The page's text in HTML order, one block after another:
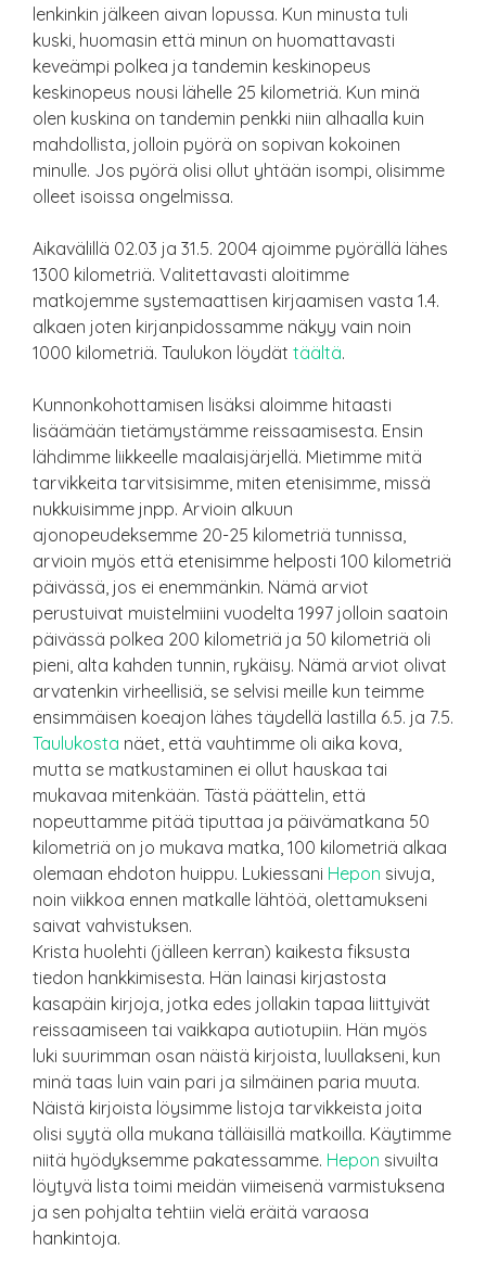
lenkinkin jälkeen aivan lopussa. Kun minusta tuli
kuski, huomasin että minun on huomattavasti
keveämpi polkea ja tandemin keskinopeus
keskinopeus nousi lähelle 25 kilometriä. Kun minä
olen kuskina on tandemin penkki niin alhaalla kuin
mahdollista, jolloin pyörä on sopivan kokoinen
minulle. Jos pyörä olisi ollut yhtään isompi, olisimme
olleet isoissa ongelmissa.
Aikavälillä 02.03 ja 31.5. 2004 ajoimme pyörällä lähes
1300 kilometriä. Valitettavasti aloitimme
matkojemme systemaattisen kirjaamisen vasta 1.4.
alkaen joten kirjanpidossamme näkyy vain noin
1000 kilometriä. Taulukon löydät täältä.
Kunnonkohottamisen lisäksi aloimme hitaasti
lisäämään tietämystämme reissaamisesta. Ensin
lähdimme liikkeelle maalaisjärjellä. Mietimme mitä
tarvikkeita tarvitsisimme, miten etenisimme, missä
nukkuisimme jnpp. Arvioin alkuun
ajonopeudeksemme 20-25 kilometriä tunnissa,
arvioin myös että etenisimme helposti 100 kilometriä
päivässä, jos ei enemmänkin. Nämä arviot
perustuivat muistelmiini vuodelta 1997 jolloin saatoin
päivässä polkea 200 kilometriä ja 50 kilometriä oli
pieni, alta kahden tunnin, rykäisy. Nämä arviot olivat
arvatenkin virheellisiä, se selvisi meille kun teimme
ensimmäisen koeajon lähes täydellä lastilla 6.5. ja 7.5.
Taulukosta näet, että vauhtimme oli aika kova,
mutta se matkustaminen ei ollut hauskaa tai
mukavaa mitenkään. Tästä päättelin, että
nopeuttamme pitää tiputtaa ja päivämatkana 50
kilometriä on jo mukava matka, 100 kilometriä alkaa
olemaan ehdoton huippu. Lukiessani Hepon sivuja,
noin viikkoa ennen matkalle lähtöä, olettamukseni
saivat vahvistuksen.
Krista huolehti (jälleen kerran) kaikesta fiksusta
tiedon hankkimisesta. Hän lainasi kirjastosta
kasapäin kirjoja, jotka edes jollakin tapaa liittyivät
reissaamiseen tai vaikkapa autiotupiin. Hän myös
luki suurimman osan näistä kirjoista, luullakseni, kun
minä taas luin vain pari ja silmäinen paria muuta.
Näistä kirjoista löysimme listoja tarvikkeista joita
olisi syytä olla mukana tälläisillä matkoilla. Käytimme
niitä hyödyksemme pakatessamme. Hepon sivuilta
löytyvä lista toimi meidän viimeisenä varmistuksena
ja sen pohjalta tehtiin vielä eräitä varaosa
hankintoja.